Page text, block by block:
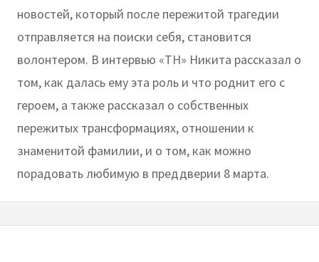
новостей, который после пережитой трагедии
отправляется на поиски себя, становится
волонтером. В интервью «ТН» Никита рассказал о
том, как далась ему эта роль и что роднит его с
героем, а также рассказал о собственных
пережитых трансформациях, отношении к
знаменитой фамилии, и о том, как можно
порадовать любимую в преддверии 8 марта.